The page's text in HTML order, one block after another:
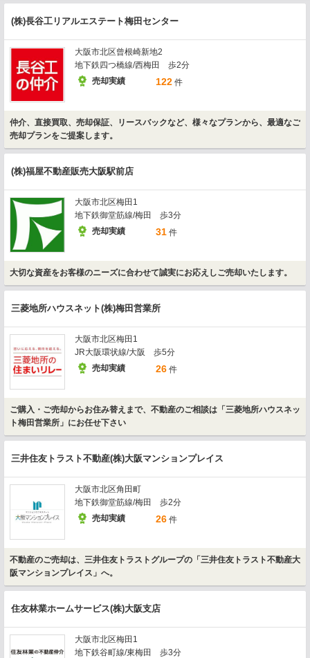
(株)長谷工リアルエステート梅田センター
大阪市北区曾根崎新地2
地下鉄四つ橋線/西梅田 歩2分
売却実績
122 件
仲介、直接買取、売却保証、リースバックなど、様々なプランから、最適なご
売却プランをご提案します。
(株)福屋不動産販売大阪駅前店
大阪市北区梅田1
地下鉄御堂筋線/梅田 歩3分
売却実績
31 件
大切な資産をお客様のニーズに合わせて誠実にお応えしご売却いたします。
三菱地所ハウスネット(株)梅田営業所
大阪市北区梅田1
JR大阪環状線/大阪 歩5分
売却実績
26 件
ご購入・ご売却からお住み替えまで、不動産のご相談は「三菱地所ハウスネッ
ト梅田営業所」にお任せ下さい
三井住友トラスト不動産(株)大阪マンションプレイス
大阪市北区角田町
地下鉄御堂筋線/梅田 歩2分
売却実績
26 件
不動産のご売却は、三井住友トラストグループの「三井住友トラスト不動産大
阪マンションプレイス」へ。
住友林業ホームサービス(株)大阪支店
大阪市北区梅田1
地下鉄谷町線/東梅田 歩3分